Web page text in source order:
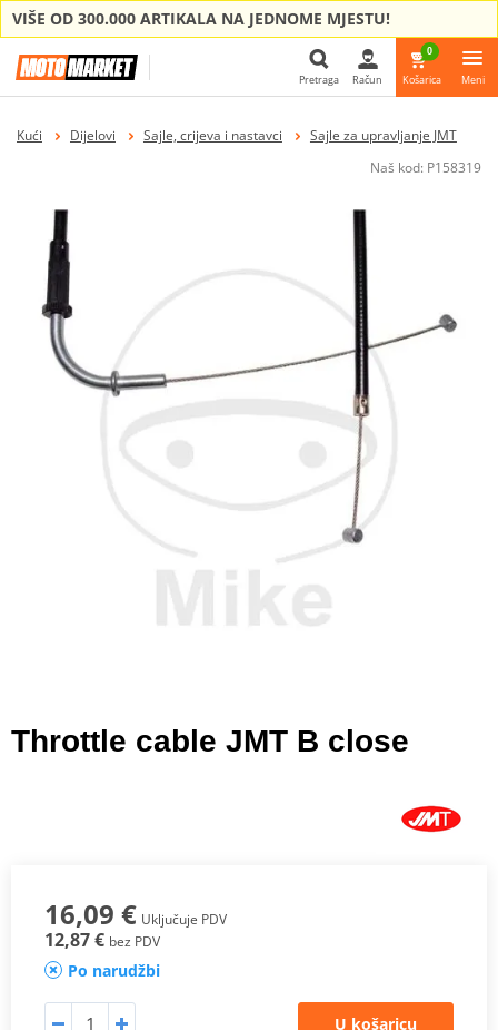
VIŠE OD 300.000 ARTIKALA NA JEDNOME MJESTU!
Pretraga
Pretraga Račun
0
Košarica Meni
Kući Dijelovi Sajle, crijeva i nastavci
Sajle za upravljanje JMT
Naš kod: P158319
Throttle cable JMT B close
16,09 € Uključuje PDV
12,87 € bez PDV
Po narudžbi
U košaricu